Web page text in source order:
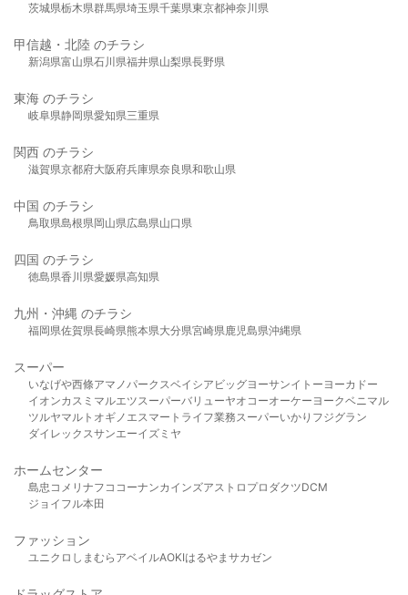
茨城県栃木県群馬県埼玉県千葉県東京都神奈川県
甲信越・北陸 のチラシ
新潟県富山県石川県福井県山梨県長野県
東海 のチラシ
岐阜県静岡県愛知県三重県
関西 のチラシ
滋賀県京都府大阪府兵庫県奈良県和歌山県
中国 のチラシ
鳥取県島根県岡山県広島県山口県
四国 のチラシ
徳島県香川県愛媛県高知県
九州・沖縄 のチラシ
福岡県佐賀県長崎県熊本県大分県宮崎県鹿児島県沖縄県
スーパー
いなげや西條アマノパークスベイシア ビッグヨーサンイトーヨーカドー
イオンカスミ マルエツスーパーバリューヤオコーオーケー ヨークベニマル
ツルヤマルト オギノ エスマート ライフ業務スーパーいかり フジグラン
ダイレックスサンエーイズミヤ
ホームセンター
島忠 コメリ ナフコ コーナンカインズアストロプロダクツDCM
ジョイフル本田
ファッション
ユニクロ しまむら アベイルAOKIはるやま サカゼン